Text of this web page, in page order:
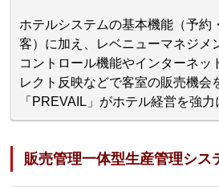
ホテルシステムの基本機能（予約
客）に加え、レベニューマネジメ
コントロール機能やインターネッ
レクト反映などで客室の販売機会
「PREVAIL」がホテル経営を強力
販売管理一体型生産管理シス